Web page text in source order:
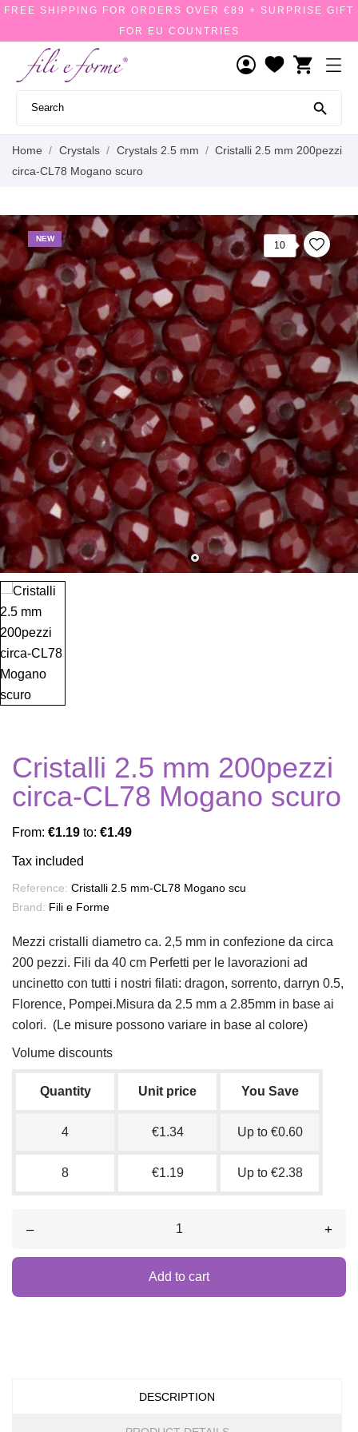
FREE SHIPPING FOR ORDERS OVER €89 + SURPRISE GIFT
FOR EU COUNTRIES
shopping_cart

Home Crystals Crystals 2.5 mm
Cristalli 2.5 mm 200pezzi
circa-CL78 Mogano scuro
NEW
10
Cristalli 2.5 mm 200pezzi
circa-CL78 Mogano scuro
From: €1.19 to: €1.49
Tax included
Reference: Cristalli 2.5 mm-CL78 Mogano scu
Brand: Fili e Forme
Mezzi cristalli diametro ca. 2,5 mm in confezione da circa
200 pezzi. Fili da 40 cm Perfetti per le lavorazioni ad
uncinetto con tutti i nostri filati: dragon, sorrento, darryn 0.5,
Florence, Pompei.Misura da 2.5 mm a 2.85mm in base ai
colori. (Le misure possono variare in base al colore)
Volume discounts
Quantity Unit price You Save
4 €1.34 Up to €0.60
8 €1.19 Up to €2.38
– +
Add to cart
DESCRIPTION